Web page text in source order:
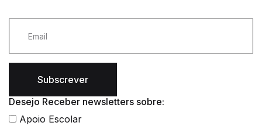
Subscrever
Desejo Receber newsletters sobre:
Apoio Escolar